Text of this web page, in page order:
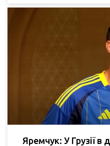
Яремчук: У Грузії